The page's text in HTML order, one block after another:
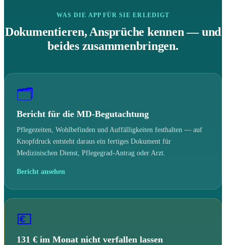
WAS DIE APP FÜR SIE ERLEDIGT
Dokumentieren, Ansprüche kennen — und
beides zusammenbringen.
🗂
Bericht für die MD-Begutachtung
Pflegezeiten, Wohlbefinden und Auffälligkeiten festhalten — auf
Knopfdruck entsteht daraus ein fertiges Dokument für
Medizinischen Dienst, Pflegegrad-Antrag oder Arzt.
Bericht ansehen
💶
131 € im Monat nicht verfallen lassen